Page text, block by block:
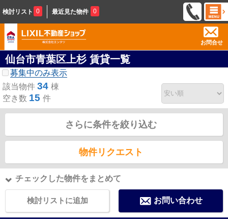
検討リスト 0 最近見た物件 0
お問合せ
仙台市青葉区上杉 賃貸一覧
募集中のみ表示
該当物件 34 棟
空き数 15 件
さらに条件を絞り込む
物件リクエスト
チェックした物件をまとめて
検討リストに追加 お問い合わせ